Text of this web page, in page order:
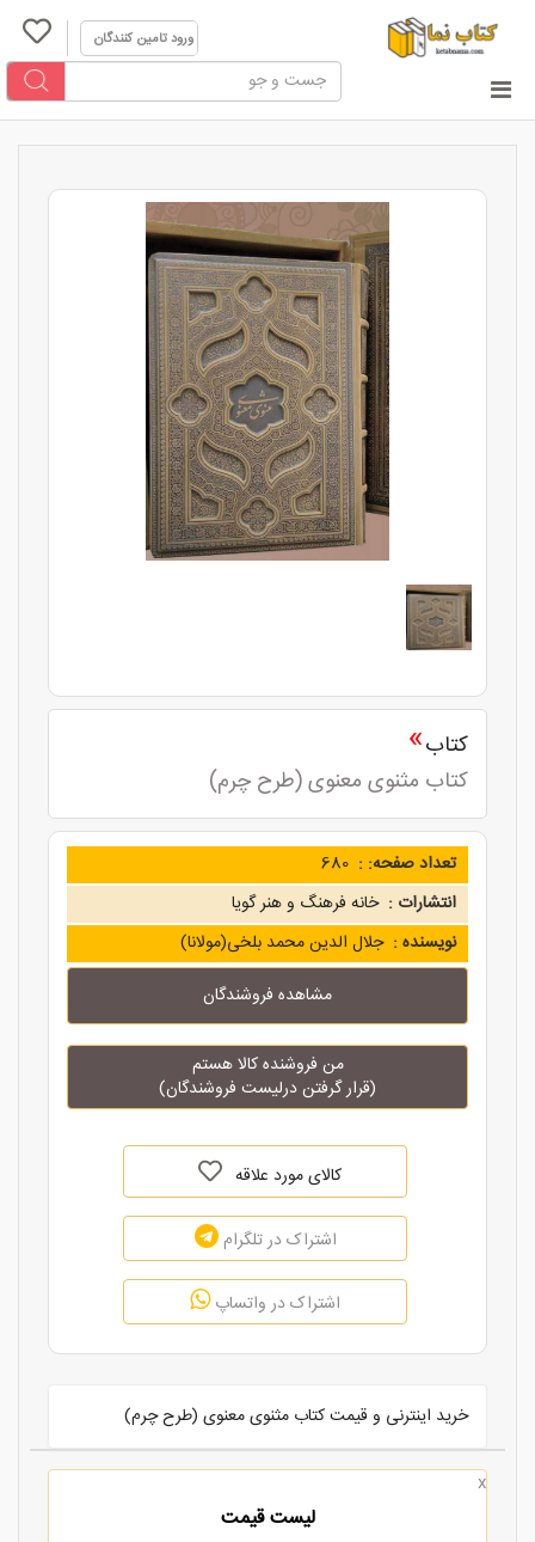
ورود تامین کنندگان
کتاب»
کتاب مثنوی معنوی (طرح چرم)
تعداد صفحه: : 680
انتشارات : خانه فرهنگ و هنر گویا
نویسنده : جلال الدین محمد بلخی(مولانا)
مشاهده فروشندگان
من فروشنده کالا هستم
(قرار گرفتن درلیست فروشندگان)
کالای مورد علاقه
اشتراک در تلگرام
اشتراک در واتساپ
خرید اینترنی و قیمت کتاب مثنوی معنوی (طرح چرم)
x
لیست قیمت